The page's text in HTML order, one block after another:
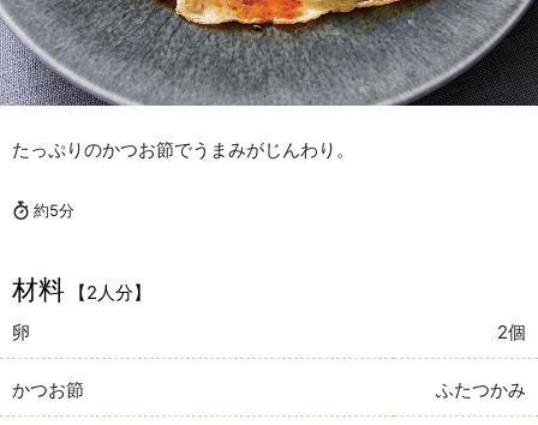
たっぷりのかつお節でうまみがじんわり。
約5分
材料
【2人分】
卵
2個
かつお節 ふたつかみ